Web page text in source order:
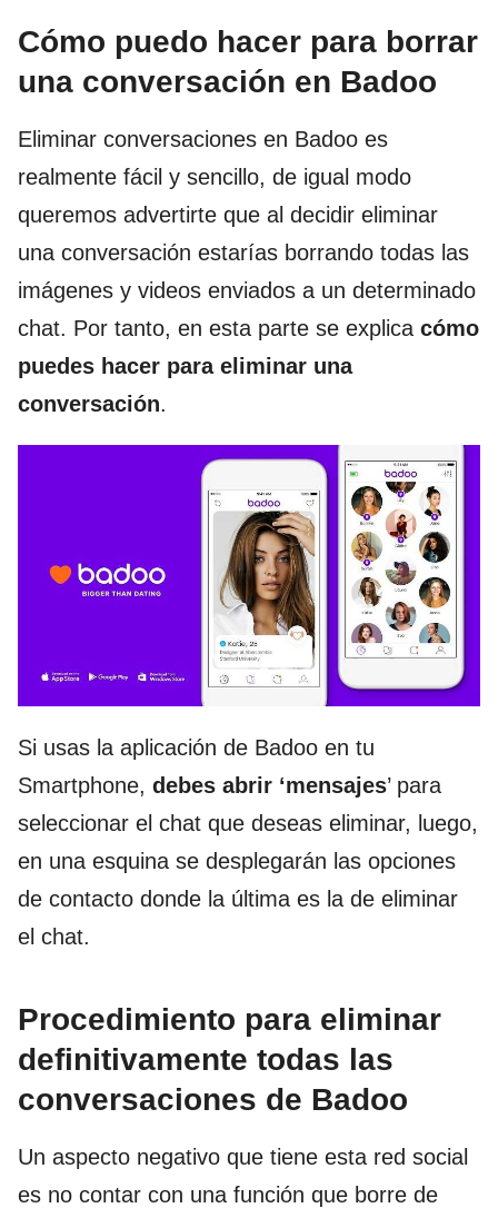
Cómo puedo hacer para borrar
una conversación en Badoo
Eliminar conversaciones en Badoo es
realmente fácil y sencillo, de igual modo
queremos advertirte que al decidir eliminar
una conversación estarías borrando todas las
imágenes y videos enviados a un determinado
chat. Por tanto, en esta parte se explica cómo
puedes hacer para eliminar una
conversación.
Si usas la aplicación de Badoo en tu
Smartphone, debes abrir ‘mensajes’ para
seleccionar el chat que deseas eliminar, luego,
en una esquina se desplegarán las opciones
de contacto donde la última es la de eliminar
el chat.
Procedimiento para eliminar
definitivamente todas las
conversaciones de Badoo
Un aspecto negativo que tiene esta red social
es no contar con una función que borre de